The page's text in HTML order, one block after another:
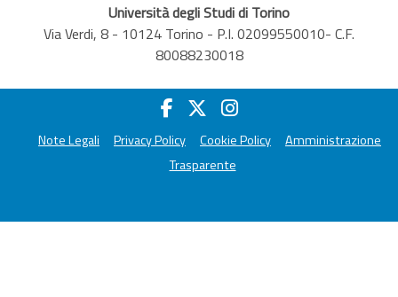
Università degli Studi di Torino
Via Verdi, 8 - 10124 Torino - P.I. 02099550010- C.F.
80088230018
Note Legali Privacy Policy Cookie Policy
Amministrazione
Trasparente